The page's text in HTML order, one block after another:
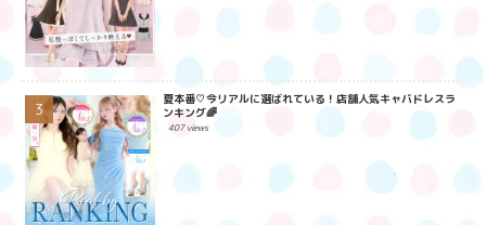
夏本番♡今リアルに選ばれている！店舗人気キャバドレスラ
ンキング🌈
407 views